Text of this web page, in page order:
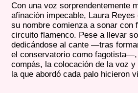
Con una voz sorprendentemente
afinación impecable, Laura
su nombre comienza a sonar con
circuito flamenco. Pese a llevar
dedicándose al cante —tras
el conservatorio como fagotista—,
compás, la colocación de la voz
la que abordó cada palo hicieron